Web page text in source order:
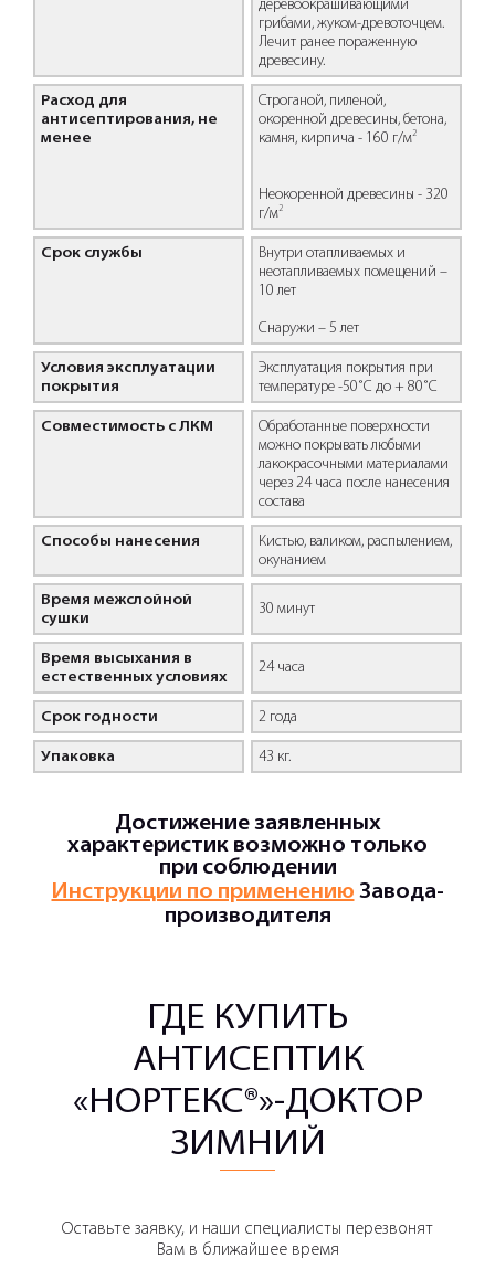
деревоокрашивающими
грибами, жуком-древоточцем.
Лечит ранее пораженную
древесину.
Расход для
антисептирования, не
менее
Строганой, пиленой,
окоренной древесины, бетона,
камня, кирпича - 160 г/м2
Неокоренной древесины - 320
г/м2
Срок службы
Внутри отапливаемых и
неотапливаемых помещений –
10 лет
Снаружи – 5 лет
Условия эксплуатации
покрытия
Эксплуатация покрытия при
температуре -50˚С до + 80˚С
Совместимость с ЛКМ
Обработанные поверхности
можно покрывать любыми
лакокрасочными материалами
через 24 часа после нанесения
состава
Способы нанесения
Кистью, валиком, распылением,
окунанием
Время межслойной
сушки
30 минут
Время высыхания в
естественных условиях
24 часа
Срок годности 2 года
Упаковка 43 кг.
Достижение заявленных
характеристик возможно только
при соблюдении
Инструкции по применению Завода-
производителя
ГДЕ КУПИТЬ
АНТИСЕПТИК
«НОРТЕКС®»-ДОКТОР
ЗИМНИЙ
Оставьте заявку, и наши специалисты перезвонят
Вам в ближайшее время